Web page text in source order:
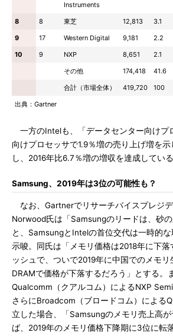
Instruments
8 8 東芝 12,813 3.1
9
17 Western Digital 9,181 2.2
10
9 NXP 8,651 2.1
その他
174,418 41.6
合計（市場全体）
419,720 100
出典：Gartner
一方のIntelも、「データセンター向けプ
向けプロセッサで1.9％増の売り上げ増を
し、2016年比6.7％増の増収を達成している
Samsung、2019年は3位の可能性も？
なお、Gartnerでリサーチバイスプレジ
Norwood氏は「Samsungのリードは、砂の
と、SamsungとIntelの首位交代は一時的
示唆。同氏は「メモリ価格は2018年に下落
ッシュで、ついで2019年に中国でのメモリ
DRAMで価格が下落するだろう」とする。
Qualcomm（クアルコム）によるNXP
さらにBroadcom（ブロードコム）による
立した場合、「Samsungのメモリ売上高
ば、2019年のメモリ価格下降期に3位に転